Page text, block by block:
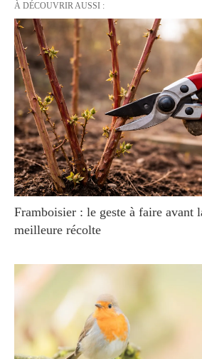
À DÉCOUVRIR AUSSI :
Framboisier : le geste à faire avant
meilleure récolte